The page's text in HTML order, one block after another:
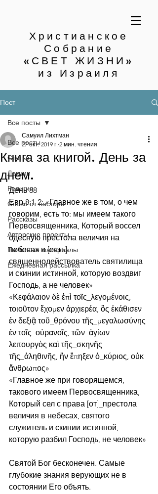
Христианское
Собрание
«СВЕТ ЖИЗНИ»
из Израиля
Пост
Все посты
Статьи
Лекции
Религия
Слово от пастора
Рассказы
Авторские проекты
Печатные материалы
Ежедневная рассылка
Все посты
Книга за книгой. День за
днем.
Самуил Лихтман
27 окт. 2019 г. 2 мин. чтения
День 88
Евр.8:1-2: «Главное же в том, о чем
говорим, есть то: мы имеем такого
Первосвященника, Который воссел
одесную престола величия на
небесах и [есть]
священнодействователь святилища
и скинии истинной, которую воздвиг
Господь, а не человек»
«Κεφάλαιον δὲ ἐπὶ τοῖς_λεγομένοις,
τοιοῦτον ἔχομεν ἀρχιερέα, ὃς ἐκάθισεν
ἐν δεξιᾷ τοῦ_θρόνου τῆς_μεγαλωσύνης
ἐν τοῖς_οὐρανοῖς, τῶν_ἁγίων
λειτουργὸς καὶ τῆς_σκηνῆς
τῆς_ἀληθινῆς, ἣν ἔπηξεν ὁ_κύριος, οὐκ
ἄνθρωπος»
«Главное же при говорящемся,
такового имеем Первосвященника,
Который сел с права [от]_престола
величия в небесах, святого
служитель и скинии истинной,
которую разбил Господь, не человек»
Святой Бог бесконечен. Самые
глубокие знания верующих не в
состоянии Его объять.